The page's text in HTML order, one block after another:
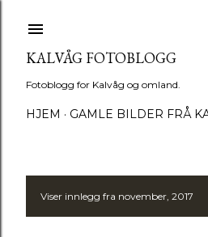
KALVÅG FOTOBLOGG
Fotoblogg for Kalvåg og omland.
HJEM GAMLE BILDER FRÅ
I Viser innlegg fra november, 2017